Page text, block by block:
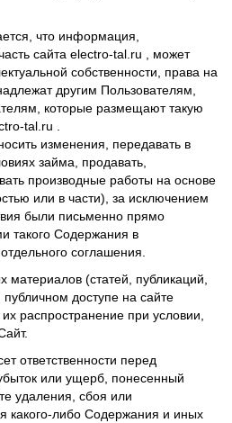
что информация,
сайта electro-tal.ru , может
собственности, права на
другим Пользователям,
которые размещают такую
tal.ru .
изменения, передавать в
займа, продавать,
производные работы на основе
или в части), за исключением
были письменно прямо
такого Содержания в
соглашения.
материалов (статей, публикаций,
доступе на сайте
распространение при условии,
ответственности перед
или ущерб, понесенный
удаления, сбоя или
какого-либо Содержания и иных